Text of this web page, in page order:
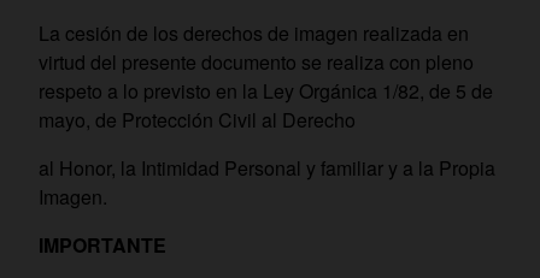
La cesión de los derechos de imagen realizada en
virtud del presente documento se realiza con pleno
respeto a lo previsto en la Ley Orgánica 1/82, de 5 de
mayo, de Protección Civil al Derecho
al Honor, la Intimidad Personal y familiar y a la Propia
Imagen.
IMPORTANTE